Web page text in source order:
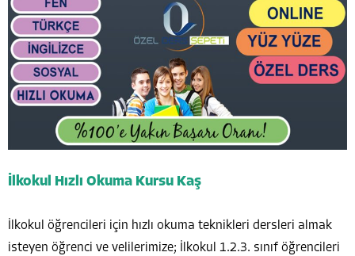
İlkokul Hızlı Okuma Kursu Kaş
İlkokul öğrencileri için hızlı okuma teknikleri dersleri almak
isteyen öğrenci ve velilerimize; İlkokul 1.2.3. sınıf öğrencileri